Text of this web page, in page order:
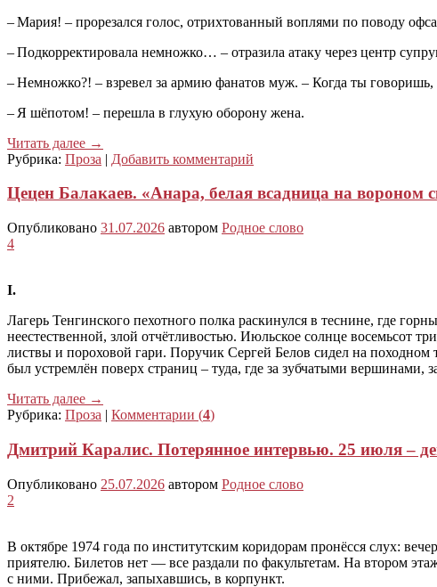
– Мария! – прорезался голос, отрихтованный воплями по поводу
– Подкорректировала немножко… – отразила атаку через центр
– Немножко?! – взревел за армию фанатов муж. – Когда ты говоришь,
– Я шёпотом! – перешла в глухую оборону жена.
Читать далее →
Рубрика: Проза | Добавить комментарий
Цецен Балакаев. «Анара, белая всадница на вороном
Опубликовано 31.07.2026 автором Родное слово
4
I.
Лагерь Тенгинского пехотного полка раскинулся в теснине, где
неестественной, злой отчётливостью. Июльское солнце восемьсот
листвы и пороховой гари. Поручик Сергей Белов сидел на походном
был устремлён поверх страниц – туда, где за зубчатыми вершинами,
Читать далее →
Рубрика: Проза | Комментарии (4)
Дмитрий Каралис. Потерянное интервью. 25 июля –
Опубликовано 25.07.2026 автором Родное слово
2
В октябре 1974 года по институтским коридорам пронёсся слух:
приятелю. Билетов нет — все раздали по факультетам. На втором
с ними. Прибежал, запыхавшись, в корпункт.